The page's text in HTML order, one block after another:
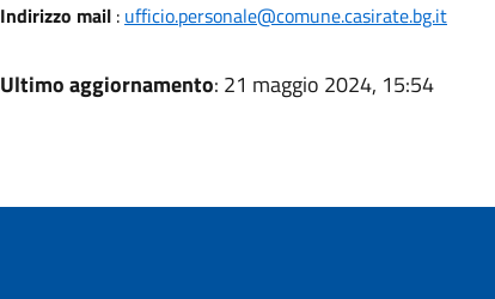
Indirizzo mail: ufficio.personale@comune.casirate.bg.it
Ultimo aggiornamento: 21 maggio 2024, 15:54